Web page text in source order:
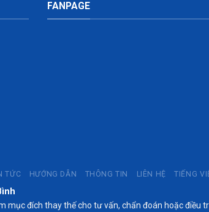
FANPAGE
TỨC HƯỚNG DẪN THÔNG TIN LIÊN HỆ TIẾNG
đích thay thế cho tư vấn, chẩn đoán hoặc điều